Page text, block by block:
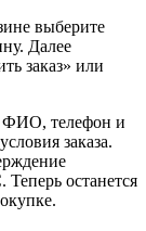
выберите
Далее
заказ» или
ФИО, телефон и
заказа.
останется